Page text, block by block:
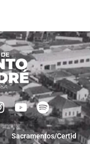
Sacramentos/Certid